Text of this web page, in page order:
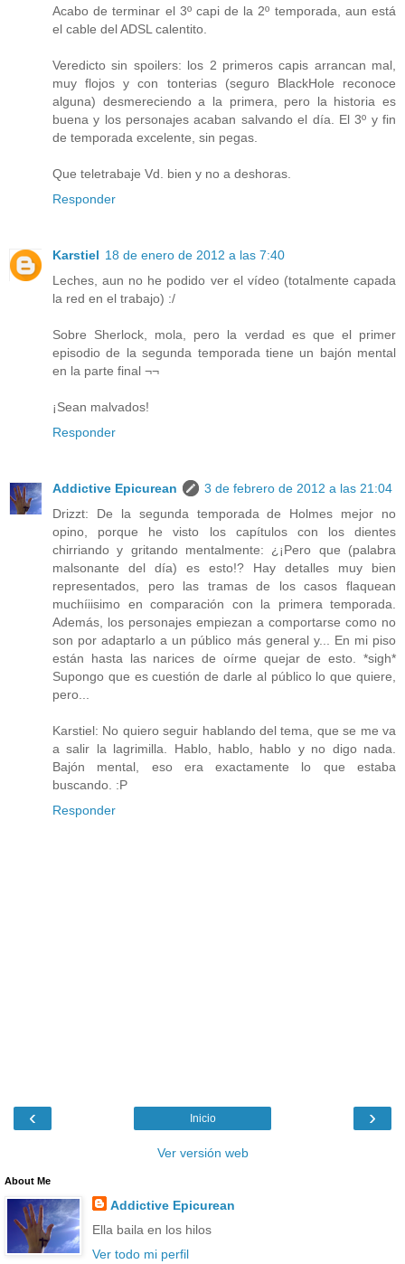
Acabo de terminar el 3º capi de la 2º temporada, aun está
el cable del ADSL calentito.
Veredicto sin spoilers: los 2 primeros capis arrancan mal,
muy flojos y con tonterias (seguro BlackHole reconoce
alguna) desmereciendo a la primera, pero la historia es
buena y los personajes acaban salvando el día. El 3º y fin
de temporada excelente, sin pegas.
Que teletrabaje Vd. bien y no a deshoras.
Responder
Karstiel 18 de enero de 2012 a las 7:40
Leches, aun no he podido ver el vídeo (totalmente capada
la red en el trabajo) :/
Sobre Sherlock, mola, pero la verdad es que el primer
episodio de la segunda temporada tiene un bajón mental
en la parte final ¬¬
¡Sean malvados!
Responder
Addictive Epicurean
3 de febrero de 2012 a las 21:04
Drizzt: De la segunda temporada de Holmes mejor no
opino, porque he visto los capítulos con los dientes
chirriando y gritando mentalmente: ¿¡Pero que (palabra
malsonante del día) es esto!? Hay detalles muy bien
representados, pero las tramas de los casos flaquean
muchíiisimo en comparación con la primera temporada.
Además, los personajes empiezan a comportarse como no
son por adaptarlo a un público más general y... En mi piso
están hasta las narices de oírme quejar de esto. *sigh*
Supongo que es cuestión de darle al público lo que quiere,
pero...
Karstiel: No quiero seguir hablando del tema, que se me va
a salir la lagrimilla. Hablo, hablo, hablo y no digo nada.
Bajón mental, eso era exactamente lo que estaba
buscando. :P
Responder
‹ ›
Inicio
Ver versión web
About Me
Addictive Epicurean
Ella baila en los hilos
Ver todo mi perfil